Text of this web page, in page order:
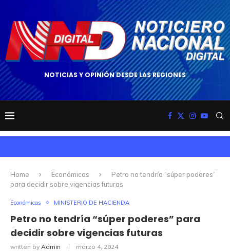
NOTICIAS Y OPINIÓN DESDE LAS REGIONES
Home Económicas
Petro no tendría “súper poderes”
para decidir sobre vigencias futuras
Económicas MINISTERIO DE HACIENDA
Petro no tendría “súper poderes” para
decidir sobre vigencias futuras
written by Admin marzo 4, 2024